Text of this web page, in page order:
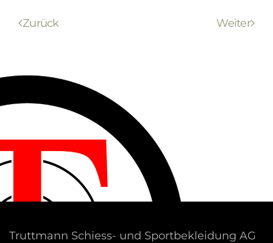
Zurück Weiter
Truttmann Schiess- und Sportbekleidung AG